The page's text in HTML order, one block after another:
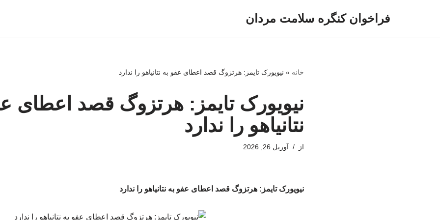
فراخوان کنگره سلامت مردان
خانه » نیویورک‌ تایمز: هرتزوگ قصد اعطای عفو به نتانیاهو را ندارد
نیویورک‌ تایمز: هرتزوگ قصد اعطای
نتانیاهو را ندارد
از آوریل 26, 2026
نیویورک‌ تایمز: هرتزوگ قصد اعطای عفو به نتانیاهو را ندارد